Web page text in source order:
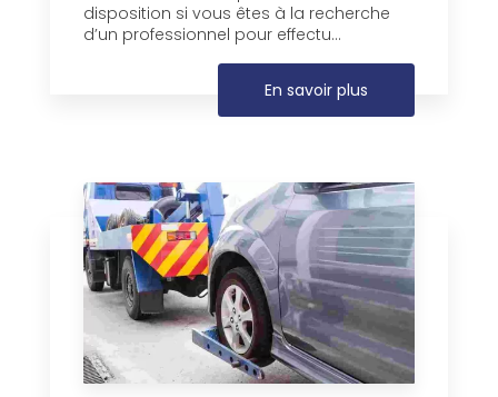
disposition si vous êtes à la recherche
d’un professionnel pour effectu...
En savoir plus